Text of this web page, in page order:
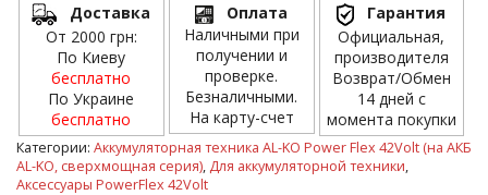
Доставка
От 2000 грн:
По Киеву
бесплатно
По Украине
бесплатно
Оплата
Наличными при
получении и
проверке.
Безналичными.
На карту-счет
Гарантия
Официальная,
производителя
Возврат/Обмен
14 дней с
момента покупки
Категории: Аккумуляторная техника AL-KO Power Flex 42Volt (на АКБ
AL-KO, сверхмощная серия), Для аккумуляторной техники,
Аксессуары PowerFlex 42Volt